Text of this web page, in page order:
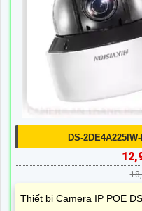
DS-
Thiết bị Camera IP POE